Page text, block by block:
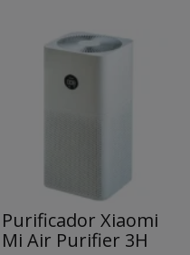
Purificador Xiaomi
Mi Air Purifier 3H